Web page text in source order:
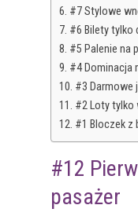
#7 Stylowe
#6 Bilety tylko
#5 Palenie na
#4 Dominacja
#3 Darmowe
#2 Loty tylko
#1 Bloczek z
#12
pasażer